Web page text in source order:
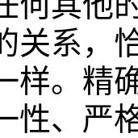
关系，
样。精
性、严